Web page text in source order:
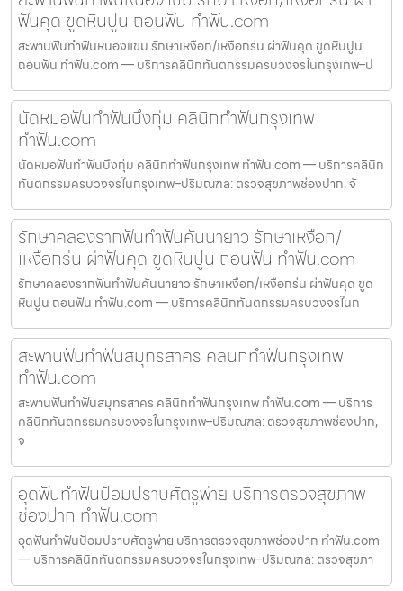
ฟันคุด ขูดหินปูน ถอนฟัน ทำฟัน.com
สะพานฟันทำฟันหนองแขม รักษาเหงือก/เหงือกร่น ผ่าฟันคุด ขูดหินปูน
ถอนฟัน ทำฟัน.com — บริการคลินิกทันตกรรมครบวงจรในกรุงเทพ–ป
นัดหมอฟันทำฟันบึงกุ่ม คลินิกทำฟันกรุงเทพ
ทำฟัน.com
นัดหมอฟันทำฟันบึงกุ่ม คลินิกทำฟันกรุงเทพ ทำฟัน.com — บริการคลินิก
ทันตกรรมครบวงจรในกรุงเทพ–ปริมณฑล: ตรวจสุขภาพช่องปาก, จั
รักษาคลองรากฟันทำฟันคันนายาว รักษาเหงือก/
เหงือกร่น ผ่าฟันคุด ขูดหินปูน ถอนฟัน ทำฟัน.com
รักษาคลองรากฟันทำฟันคันนายาว รักษาเหงือก/เหงือกร่น ผ่าฟันคุด ขูด
หินปูน ถอนฟัน ทำฟัน.com — บริการคลินิกทันตกรรมครบวงจรในก
สะพานฟันทำฟันสมุทรสาคร คลินิกทำฟันกรุงเทพ
ทำฟัน.com
สะพานฟันทำฟันสมุทรสาคร คลินิกทำฟันกรุงเทพ ทำฟัน.com — บริการ
คลินิกทันตกรรมครบวงจรในกรุงเทพ–ปริมณฑล: ตรวจสุขภาพช่องปาก,
จ
อุดฟันทำฟันป้อมปราบศัตรูพ่าย บริการตรวจสุขภาพ
ช่องปาก ทำฟัน.com
อุดฟันทำฟันป้อมปราบศัตรูพ่าย บริการตรวจสุขภาพช่องปาก ทำฟัน.com
— บริการคลินิกทันตกรรมครบวงจรในกรุงเทพ–ปริมณฑล: ตรวจสุขภา